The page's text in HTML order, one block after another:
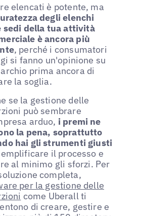
elencati è potente, ma
degli elenchi
sedi della tua attività
è ancora più
, perché i consumatori
si fanno un'opinione su
prima ancora di
la soglia.
se la gestione delle
può sembrare
arduo, i premi ne
la pena, soprattutto
hai gli strumenti giusti
il processo e
al minimo gli sforzi. Per
completa,
per la gestione delle
come Uberall ti
di creare, gestire e